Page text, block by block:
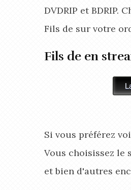
DVDRIP et BDRIP.
Fils de sur votre
Fils de en
Si vous préférez
Vous choisissez le
et bien d'autres